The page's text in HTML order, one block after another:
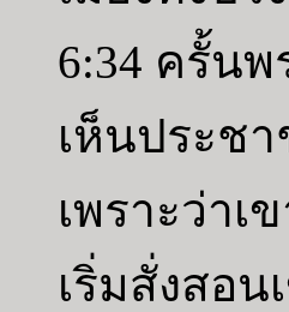
6:34 ครั้นพ
เห็นประช
เพราะว่า
เริ่มสั่งสอ